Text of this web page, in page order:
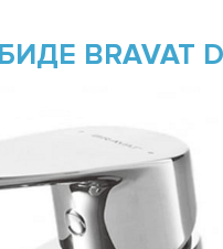
BRAVAT